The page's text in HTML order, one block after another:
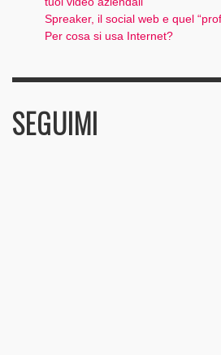
Spreaker, il social web e quel
Per cosa si usa Internet?
SEGUIMI